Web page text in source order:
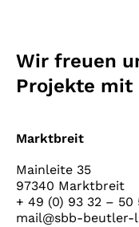
Wir freuen
Projekte mit
Marktbreit
Mainleite 35
97340 Marktbreit
+ 49 (0) 93 32 – 50
mail@sbb-beutler-